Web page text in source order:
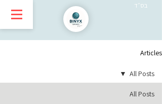
בס״ד
Articles
All Posts
All Posts